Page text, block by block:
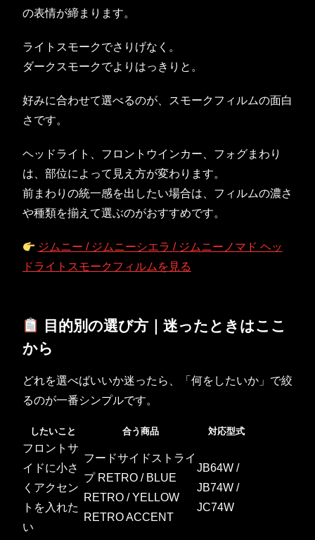
の表情が締まります。
ライトスモークでさりげなく。
ダークスモークでよりはっきりと。
好みに合わせて選べるのが、スモークフィルムの面白
さです。
ヘッドライト、フロントウインカー、フォグまわり
は、部位によって見え方が変わります。
前まわりの統一感を出したい場合は、フィルムの濃さ
や種類を揃えて選ぶのがおすすめです。
ジムニー / ジムニーシエラ / ジムニーノマド ヘッ
ドライトスモークフィルムを見る
目的別の選び方｜迷ったときはここ
から
どれを選べばいいか迷ったら、「何をしたいか」で絞
るのが一番シンプルです。
したいこと 合う商品 対応型式
フロントサ
イドに小さ
くアクセン
トを入れた
い
フードサイドストライ
プ RETRO / BLUE
RETRO / YELLOW
RETRO ACCENT
JB64W /
JB74W /
JC74W